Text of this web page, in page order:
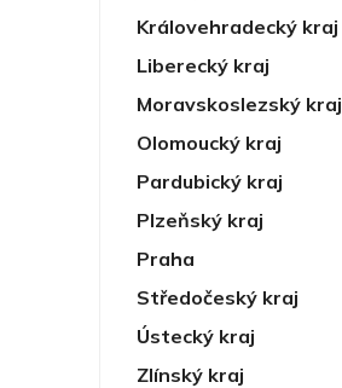
Královehradecký kraj
Liberecký kraj
Moravskoslezský kraj
Olomoucký kraj
Pardubický kraj
Plzeňský kraj
Praha
Středočeský kraj
Ústecký kraj
Zlínský kraj